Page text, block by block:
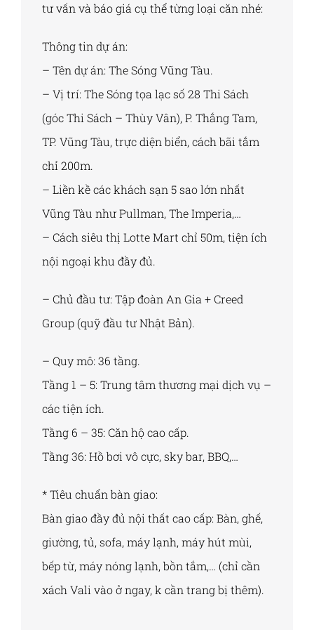
tư vấn và báo giá cụ thể từng loại căn nhé:
Thông tin dự án:
– Tên dự án: The Sóng Vũng Tàu.
– Vị trí: The Sóng tọa lạc số 28 Thi Sách
(góc Thi Sách – Thùy Vân), P. Thắng Tam,
TP. Vũng Tàu, trực diện biển, cách bãi tắm
chỉ 200m.
– Liền kề các khách sạn 5 sao lớn nhất
Vũng Tàu như Pullman, The Imperia,…
– Cách siêu thị Lotte Mart chỉ 50m, tiện ích
nội ngoại khu đầy đủ.
– Chủ đầu tư: Tập đoàn An Gia + Creed
Group (quỹ đầu tư Nhật Bản).
– Quy mô: 36 tầng.
Tầng 1 – 5: Trung tâm thương mại dịch vụ –
các tiện ích.
Tầng 6 – 35: Căn hộ cao cấp.
Tầng 36: Hồ bơi vô cực, sky bar, BBQ,…
* Tiêu chuẩn bàn giao:
Bàn giao đầy đủ nội thất cao cấp: Bàn, ghế,
giường, tủ, sofa, máy lạnh, máy hút mùi,
bếp từ, máy nóng lạnh, bồn tắm,… (chỉ cần
xách Vali vào ở ngay, k cần trang bị thêm).